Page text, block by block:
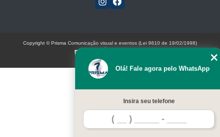
Olá! Fale agora pelo WhatsApp
Insira seu telefone
Copyright © Prisma Comunicação visual e eventos (Lei 9610 de 19/02/1998)